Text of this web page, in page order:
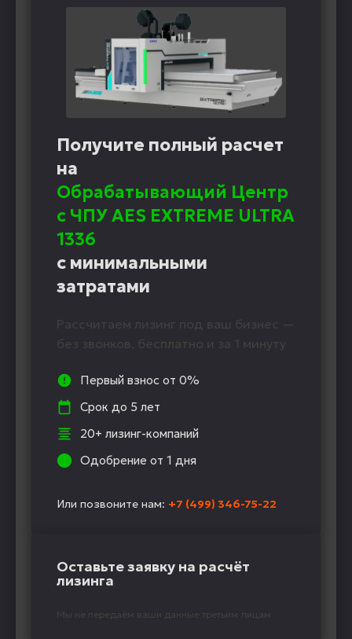
Получите полный расчет
на
Обрабатывающий Центр
с ЧПУ AES EXTREME ULTRA
1336
с минимальными
затратами
Рассчитаем лизинг под ваш бизнес —
без звонков, бесплатно и за 1 минуту
Первый взнос от 0%
Срок до 5 лет
20+ лизинг-компаний
Одобрение от 1 дня
Или позвоните нам: +7 (499) 346-75-22
Оставьте заявку на расчёт
лизинга
Мы не передаём ваши данные третьим лицам